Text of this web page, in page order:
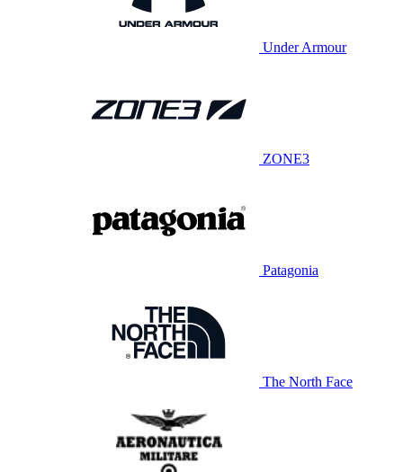
Under Armour
ZONE3
Patagonia
The North Face